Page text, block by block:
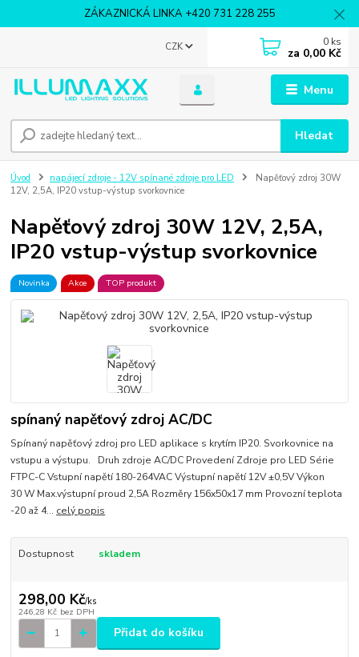
ZÁKAZNICKÁ LINKA +420 731 228 255
Menu
CZK
Hledat
0 ks
za 0,00 Kč
Úvod napájecí zdroje - 12V spínané zdroje pro LED
Napěťový zdroj 30W
12V, 2,5A, IP20 vstup-výstup svorkovnice
Napěťový zdroj 30W 12V, 2,5A,
IP20 vstup-výstup svorkovnice
Novinka Akce TOP produkt
spínaný napěťový zdroj AC/DC
Spínaný napěťový zdroj pro LED aplikace s krytím IP20. Svorkovnice na
vstupu a výstupu. Druh zdroje AC/DC Provedení Zdroje pro LED Série
FTPC-C Vstupní napětí 180-264VAC Výstupní napětí 12V ±0,5V Výkon
30 W Max.výstupní proud 2,5A Rozměry 156x50x17 mm Provozní teplota
-20 až 4... celý popis
Dostupnost skladem
298,00 Kč/ks
246,28 Kč bez DPH
Přidat do košíku